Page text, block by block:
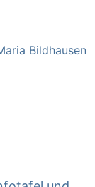
Bildhausen